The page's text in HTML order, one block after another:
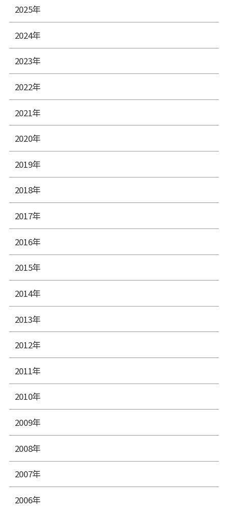
2025年
2024年
2023年
2022年
2021年
2020年
2019年
2018年
2017年
2016年
2015年
2014年
2013年
2012年
2011年
2010年
2009年
2008年
2007年
2006年